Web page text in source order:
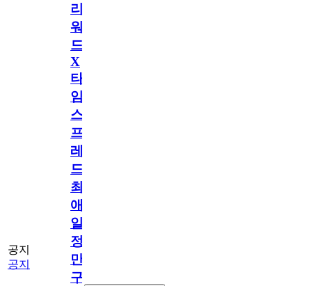
공지
공지
리
워
드
X
타
임
스
프
레
드]
최
애
일
정
만
구